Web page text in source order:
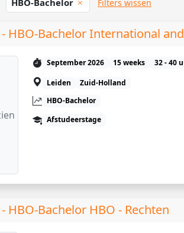
HBO-Bachelor Filters wissen
HBO-Bachelor International
September 2026 15 weeks
32 - 40
Leiden
Zuid-Holland
HBO-Bachelor
Afstudeerstage
HBO-Bachelor HBO - Rechten